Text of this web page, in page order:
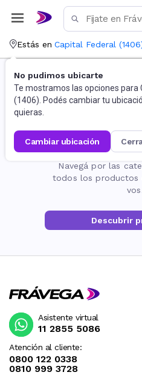
Estás en Capital Federal (1406
No pudimos ubicarte
Te mostramos las opciones para
(1406). Podés cambiar tu
quieras.
cambiar ubicación
La página
Navegá por las
todos los productos
Descubrir
Atención al cliente:
0800 122 0338
0810 999 3728
Asistente virtual
11 2855 5086